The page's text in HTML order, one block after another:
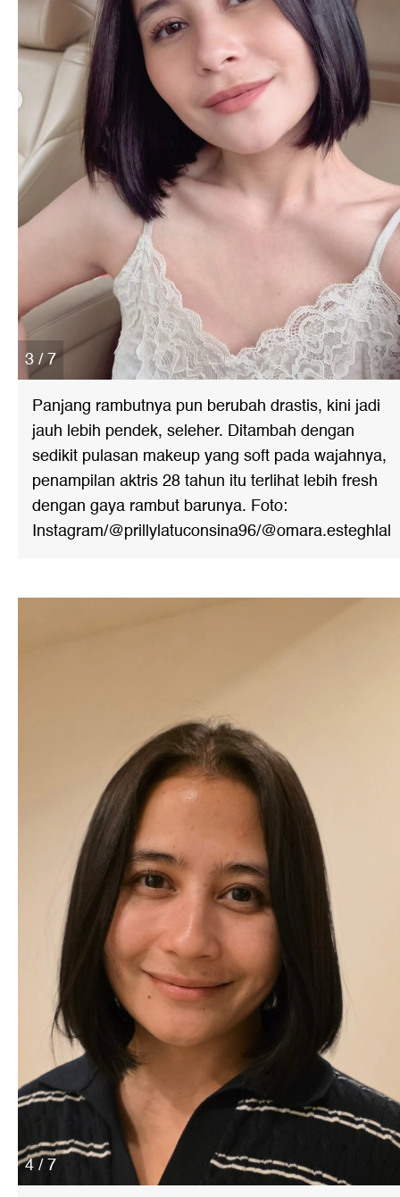
3 / 7
Panjang rambutnya pun berubah drastis, kini jadi
jauh lebih pendek, seleher. Ditambah dengan
sedikit pulasan makeup yang soft pada wajahnya,
penampilan aktris 28 tahun itu terlihat lebih fresh
dengan gaya rambut barunya. Foto:
Instagram/@prillylatuconsina96/@omara.esteghlal
4 / 7